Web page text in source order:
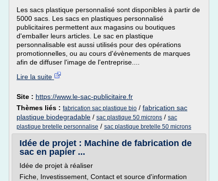
Les sacs plastique personnalisé sont disponibles à partir de
5000 sacs. Les sacs en plastiques personnalisé
publicitaires permettent aux magasins ou boutiques
d'emballer leurs articles. Le sac en plastique
personnalisable est aussi utilisés pour des opérations
promotionnelles, ou au cours d'évènements de marques
afin de diffuser l'image de l'entreprise....
Lire la suite
Site : https://www.le-sac-publicitaire.fr
Thèmes liés : fabrication sac plastique bio / fabrication sac
plastique biodegradable / sac plastique 50 microns / sac
plastique bretelle personnalise / sac plastique bretelle 50 microns
Idée de projet : Machine de fabrication de
sac en papier ...
Idée de projet à réaliser
Fiche, Investissement, Contact et source d'information